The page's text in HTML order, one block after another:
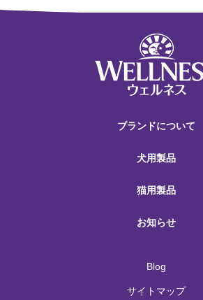
ブランドについて
犬用製品
猫用製品
お知らせ
Blog
サイトマップ